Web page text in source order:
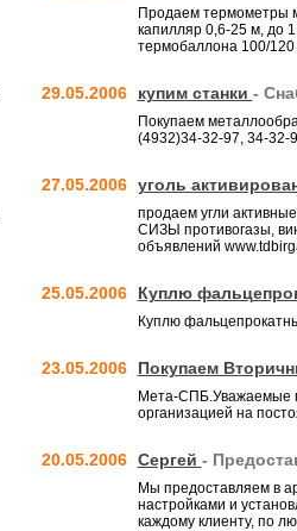
Продаем термометры
капилляр 0,6-25 м, до
термобаллона 100/
29.05.2006 купим станки -
Покупаем
(4932)34-32-97, 34-32-
27.05.2006 уголь
продаем угли
СИЗЫ противогазы,
объявлений
25.05.2006 Куплю
Куплю
23.05.2006 Покупаем
Мета-СПБ.Уважаемые
организацией на
20.05.2006 Сергей -
Мы предоставляем в
настройками и
каждому клиенту, по